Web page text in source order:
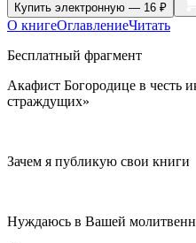
Купить электронную — 16 ₽
О книгеОглавлениеЧитать
Бесплатный фрагмент
Акафист Богородице в честь
страждущих»
Зачем я публикую свои книги
Нуждаюсь в Вашей